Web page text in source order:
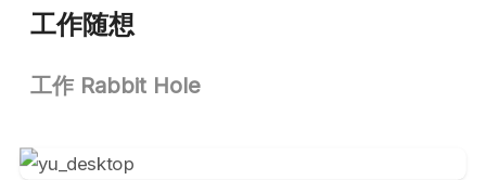
工作随想
工作 Rabbit Hole